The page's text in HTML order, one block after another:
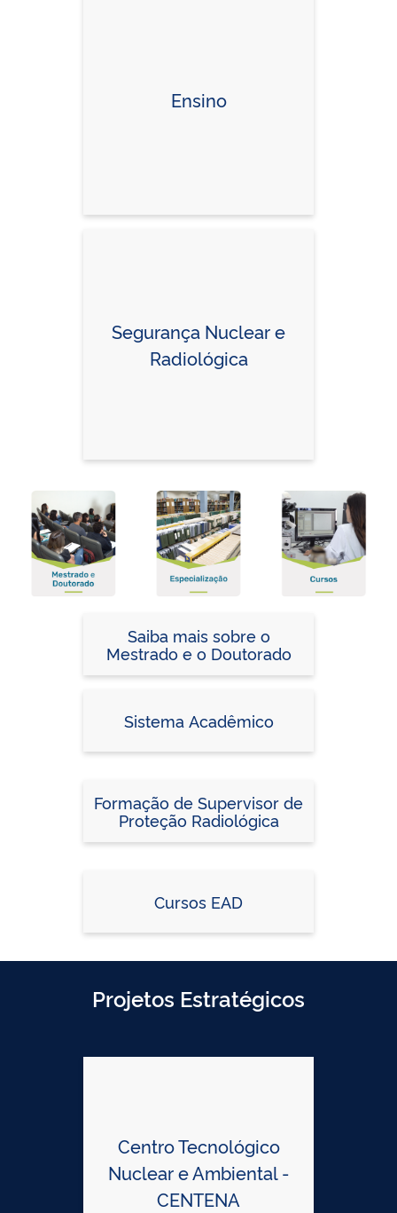
Ensino
Segurança Nuclear e
Radiológica
Saiba mais sobre o
Mestrado e o Doutorado
Sistema Acadêmico
Formação de Supervisor de
Proteção Radiológica
Cursos EAD
Projetos Estratégicos
Centro Tecnológico
Nuclear e Ambiental -
CENTENA